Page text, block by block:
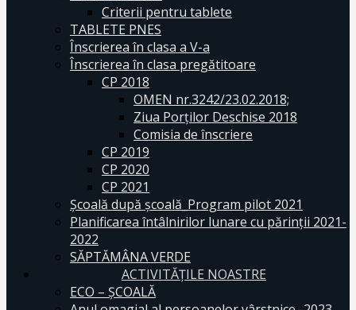
Criterii pentru tablete
TABLETE PNES
Înscrierea în clasa a V-a
Înscrierea în clasa pregătitoare
CP 2018
OMEN nr.3242/23.02.2018;
Ziua Porților Deschise 2018
Comisia de înscriere
CP 2019
CP 2020
CP 2021
Școală după școală_Program pilot 2021
Planificarea întâlnirilor lunare cu părinții 2021-
2022
SĂPTĂMÂNA VERDE
ACTIVITĂȚILE NOASTRE
ECO – ŞCOALĂ